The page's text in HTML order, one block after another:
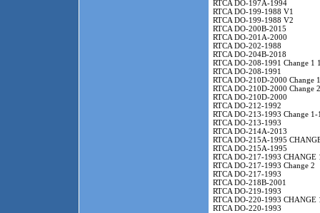
RTCA DO-197A-1994
RTCA DO-199-1988 V1
RTCA DO-199-1988 V2
RTCA DO-200B-2015
RTCA DO-201A-2000
RTCA DO-202-1988
RTCA DO-204B-2018
RTCA DO-208-1991 Change 1
RTCA DO-208-1991
RTCA DO-210D-2000 Change
RTCA DO-210D-2000 Change
RTCA DO-210D-2000
RTCA DO-212-1992
RTCA DO-213-1993 Change 1-
RTCA DO-213-1993
RTCA DO-214A-2013
RTCA DO-215A-1995
RTCA DO-215A-1995
RTCA DO-217-1993 CHANGE
RTCA DO-217-1993 Change 2
RTCA DO-217-1993
RTCA DO-218B-2001
RTCA DO-219-1993
RTCA DO-220-1993 CHANGE
RTCA DO-220-1993